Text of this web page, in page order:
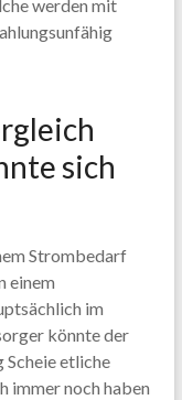
werden mit
sich
Strombedarf
einem
im
könnte der
etliche
immer noch haben